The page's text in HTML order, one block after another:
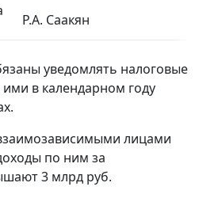
Р.А. Саакян
уведомлять налоговые
в календарном году
лицами
по ним за
3 млрд руб.